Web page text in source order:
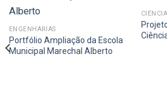
ENGENHARIAS
Portfólio Ampliação da Escola
Municipal Marechal Alberto